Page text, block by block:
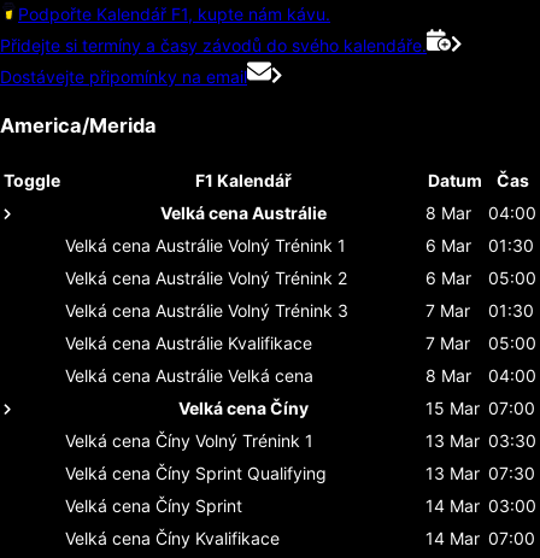
Podpořte Kalendář F1, kupte nám kávu.
Přidejte si termíny a časy závodů do svého kalendáře.
Dostávejte připomínky na email
America/Merida
Toggle F1 Kalendář Datum
Čas
Velká cena Austrálie
8 Mar
04:00
Velká cena Austrálie Volný Trénink 1 6 Mar
01:30
Velká cena Austrálie Volný Trénink 2 6 Mar
05:00
Velká cena Austrálie Volný Trénink 3 7 Mar
01:30
Velká cena Austrálie Kvalifikace 7 Mar
05:00
Velká cena Austrálie Velká cena 8 Mar
04:00
Velká cena Číny
15 Mar 07:00
Velká cena Číny Volný Trénink 1 13 Mar 03:30
Velká cena Číny Sprint Qualifying 13 Mar 07:30
Velká cena Číny Sprint 14 Mar 03:00
Velká cena Číny Kvalifikace 14 Mar 07:00